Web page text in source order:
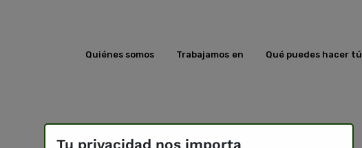
Quiénes somos Trabajamos en Qué puedes hacer tú
Tu privacidad nos importa